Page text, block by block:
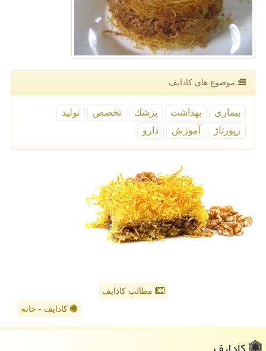
موضوع های كادایف
بیماری بهداشت پزشك تخصص
تولید
رپورتاژ
آموزش دارو
مطالب کادایف
کادایف - خانه